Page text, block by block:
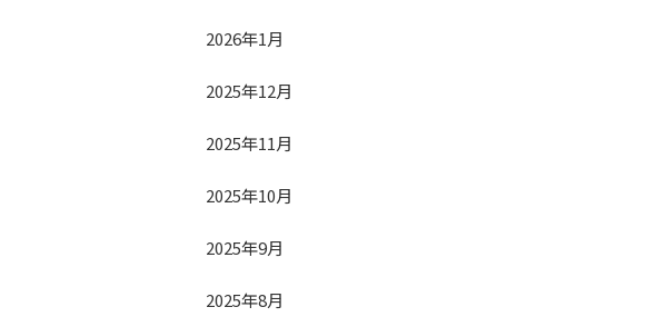
2026年1月
2025年12月
2025年11月
2025年10月
2025年9月
2025年8月